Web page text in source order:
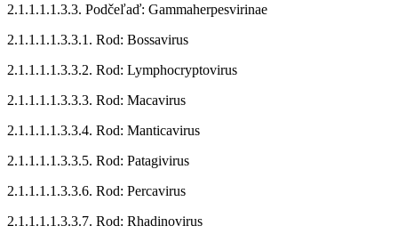
2.1.1.1.1.3.3. Podčeľaď: Gammaherpesvirinae
2.1.1.1.1.3.3.1. Rod: Bossavirus
2.1.1.1.1.3.3.2. Rod: Lymphocryptovirus
2.1.1.1.1.3.3.3. Rod: Macavirus
2.1.1.1.1.3.3.4. Rod: Manticavirus
2.1.1.1.1.3.3.5. Rod: Patagivirus
2.1.1.1.1.3.3.6. Rod: Percavirus
2.1.1.1.1.3.3.7. Rod: Rhadinovirus